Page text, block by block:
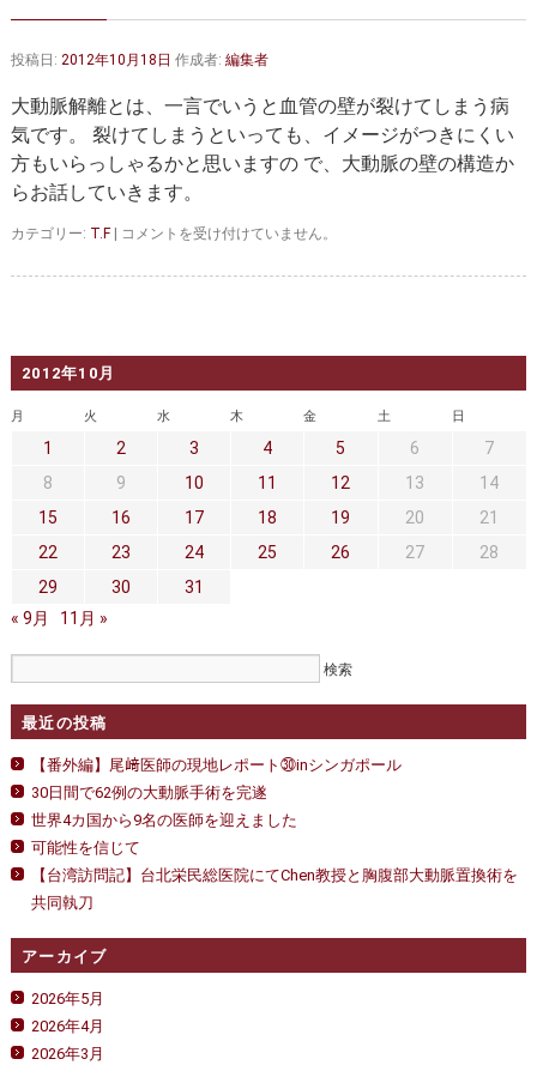
胸部大動脈瘤 胸腹部大動脈瘤
腹部大動脈瘤
診察をご希望の方へ
大動脈瘤を指摘されたら？ 診療の流れ
遠方から来院される方は？ 外来予約について
セカンドオピニオン 治療費について
正しい病院の選び方
外来予約をされた方へ
採用・医療関係の方へ
私どもの特色 治療目的と治療対象
手術概要 ご紹介いただく場合
医師募集情報 ドクターカー
トピックス一覧
アーカイブ
投稿日: 2012年10月18日 作成者: 編集者
大動脈解離とは、一言でいうと血管の壁が裂けてしまう病
気です。 裂けてしまうといっても、イメージがつきにくい
方もいらっしゃるかと思いますの で、大動脈の壁の構造か
らお話していきます。
カテゴリー: T.F
大
脈
コメントを受け付けていません。
2012年10月
月 火 水 木 金 土 日
1 2 3 4 5 6
7
8
9 10 11 12 13
14
15
16 17 18 19 20
21
22
23 24 25 26 27
28
29
30
31
« 9月
11月 »
最近の投稿
【番外編】尾﨑医師の現地レポート㉚inシンガポール
30日間で62例の大動脈手術を完遂
世界4カ国から9名の医師を迎えました
可能性を信じて
【台湾訪問記】台北栄民総医院にてChen教授と胸腹部大動脈置換術を
共同執刀
アーカイブ
2026年5月
2026年4月
2026年3月